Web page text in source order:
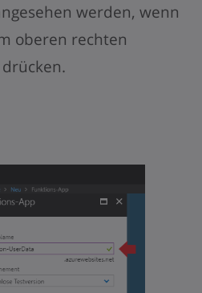
werden, wenn
oberen rechten